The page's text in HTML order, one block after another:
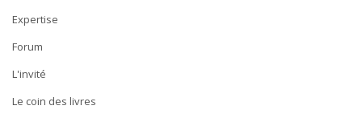
Expertise
Forum
L'invité
Le coin des livres